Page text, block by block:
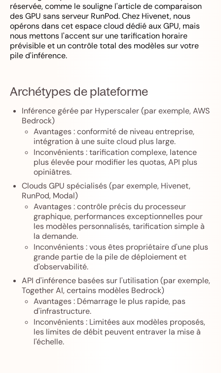
réservée, comme le souligne l'article de comparaison
des GPU sans serveur RunPod. Chez Hivenet, nous
opérons dans cet espace cloud dédié aux GPU, mais
nous mettons l'accent sur une tarification horaire
prévisible et un contrôle total des modèles sur votre
pile d'inférence.
Archétypes de plateforme
Inférence gérée par Hyperscaler (par exemple, AWS
Bedrock)
Avantages : conformité de niveau entreprise,
intégration à une suite cloud plus large.
Inconvénients : tarification complexe, latence
plus élevée pour modifier les quotas, API plus
opiniâtres.
Clouds GPU spécialisés (par exemple, Hivenet,
RunPod, Modal)
Avantages : contrôle précis du processeur
graphique, performances exceptionnelles pour
les modèles personnalisés, tarification simple à
la demande.
Inconvénients : vous êtes propriétaire d'une plus
grande partie de la pile de déploiement et
d'observabilité.
API d'inférence basées sur l'utilisation (par exemple,
Together AI, certains modèles Bedrock)
Avantages : Démarrage le plus rapide, pas
d'infrastructure.
Inconvénients : Limitées aux modèles proposés,
les limites de débit peuvent entraver la mise à
l'échelle.